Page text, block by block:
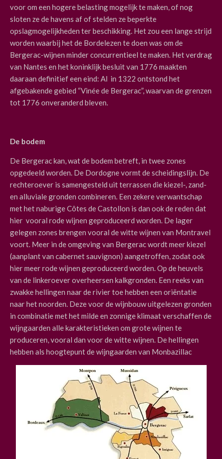
voor om een hogere belasting mogelijk te maken, of nog
sloten ze de havens af of stelden ze beperkte
opslagmogelijkheden ter beschikking. Het zou een lange strijd
worden waarbij het de Bordelezen te doen was om de
Bergerac-wijnen minder concurrentieel te maken. Het verdrag
van Nantes en het koninklijk besluit van 1776 maakten
daaraan definitief een eind: Al in 1322 ontstond het
afgebakende gebied “Vinée de Bergerac”, waarvan de grenzen
tot 1776 onveranderd bleven.
De bodem
De Bergerac kan, wat de bodem betreft, in twee zones
opgedeeld worden. De Dordogne vormt de scheidingslijn. De
rechteroever is samengesteld uit terrassen die kiezel-, zand-
en alluviale gronden combineren. Een zekere verwantschap
met het naburige Côtes de Castollon is dan ook de reden dat
hier vooral rode wijnen geproduceerd worden. De lager
gelegen zones brengen vooral de witte wijnen van Montravel
voort. Meer in de omgeving van Bergerac wordt meer kiezel
(aanplant van cabernet sauvignon) aangetroffen, zodat ook
hier meer rode wijnen geproduceerd worden. Op de heuvels
van de linkeroever overheersen kalkgronden. Een reeks van
zwakke hellingen naar de rivier toe hebben een oriëntatie
naar het noorden. Deze voor de wijnbouw uitgelezen gronden
in combinatie met het milde en zonnige klimaat verschaffen de
wijngaarden alle karakteristieken om grote wijnen te
produceren, vooral dan voor de witte wijnen. De hellingen
hebben als hoogtepunt de wijngaarden van Monbazillac